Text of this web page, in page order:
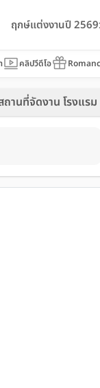
ฤกษ์แต่งงานปี 2569
คลิปวีดีโอ
ถานที่จัดงาน โรงแรม